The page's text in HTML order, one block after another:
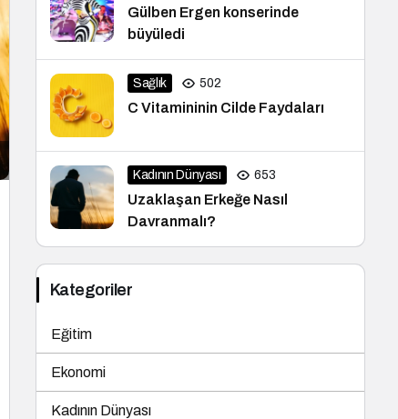
Gülben Ergen konserinde
büyüledi
Sağlık 502
C Vitamininin Cilde Faydaları
Kadının Dünyası 653
Uzaklaşan Erkeğe Nasıl
Davranmalı?
Kategoriler
Eğitim
Ekonomi
Kadının Dünyası